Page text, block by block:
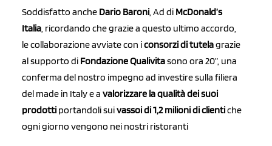
Soddisfatto anche Dario Baroni, Ad di McDonald’s
Italia, ricordando che grazie a questo ultimo accordo,
le collaborazione avviate con iconsorzi di tutelagrazie
al supporto di Fondazione Qualivitasono ora 20”, una
conferma del nostro impegno ad investire sulla filiera
del made in Italy e a valorizzare la qualità dei suoi
prodotti portandoli suivassoi di 1,2 milioni di clientiche
ogni giorno vengono nei nostri ristoranti